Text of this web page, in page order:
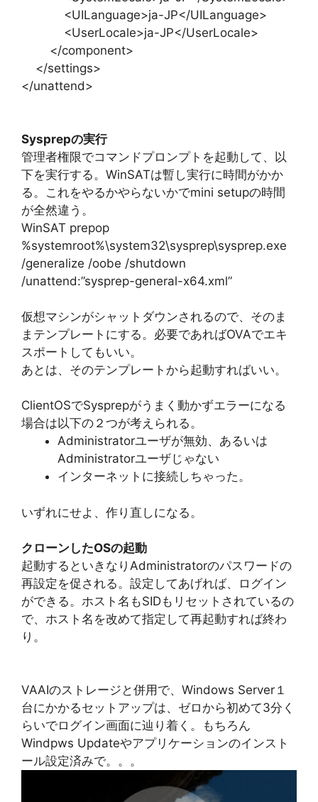
<UILanguage>ja-JP</UILanguage>
<UserLocale>ja-JP</UserLocale>
</component>
</settings>
</unattend>
Sysprepの実行
管理者権限でコマンドプロンプトを起動して、以
下を実行する。WinSATは暫し実行に時間がかか
る。これをやるかやらないかでmini setupの時間
が全然違う。
WinSAT prepop
%systemroot%\system32\sysprep\sysprep.exe
/generalize /oobe /shutdown
/unattend:”sysprep-general-x64.xml”
仮想マシンがシャットダウンされるので、そのま
まテンプレートにする。必要であればOVAでエキ
スポートしてもいい。
あとは、そのテンプレートから起動すればいい。
ClientOSでSysprepがうまく動かずエラーになる
場合は以下の２つが考えられる。
Administratorユーザが無効、あるいは
Administratorユーザじゃない
インターネットに接続しちゃった。
いずれにせよ、作り直しになる。
クローンしたOSの起動
起動するといきなりAdministratorのパスワードの
再設定を促される。設定してあげれば、ログイン
ができる。ホスト名もSIDもリセットされているの
で、ホスト名を改めて指定して再起動すれば終わ
り。
VAAIのストレージと併用で、Windows Server１
台にかかるセットアップは、ゼロから初めて3分く
らいでログイン画面に辿り着く。もちろん
Windpws Updateやアプリケーションのインスト
ール設定済みで。。。